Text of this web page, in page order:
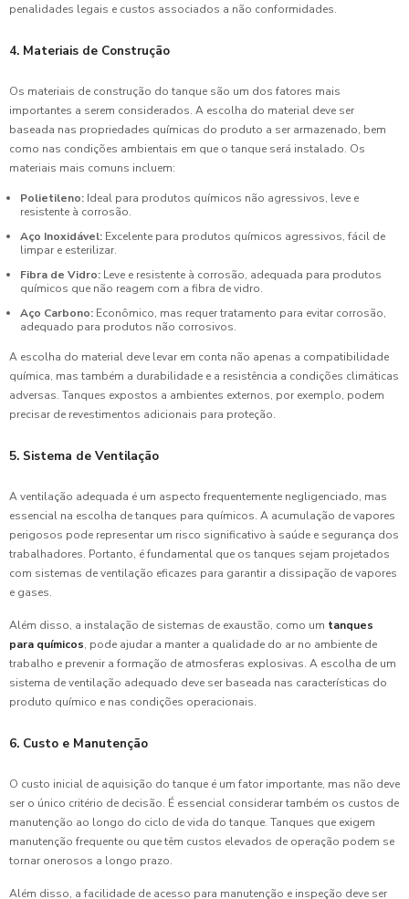
penalidades legais e custos associados a não conformidades.
4. Materiais de Construção
Os materiais de construção do tanque são um dos fatores mais
importantes a serem considerados. A escolha do material deve ser
baseada nas propriedades químicas do produto a ser armazenado, bem
como nas condições ambientais em que o tanque será instalado. Os
materiais mais comuns incluem:
Polietileno: Ideal para produtos químicos não agressivos, leve e
resistente à corrosão.
Aço Inoxidável: Excelente para produtos químicos agressivos, fácil de
limpar e esterilizar.
Fibra de Vidro: Leve e resistente à corrosão, adequada para produtos
químicos que não reagem com a fibra de vidro.
Aço Carbono: Econômico, mas requer tratamento para evitar corrosão,
adequado para produtos não corrosivos.
A escolha do material deve levar em conta não apenas a compatibilidade
química, mas também a durabilidade e a resistência a condições climáticas
adversas. Tanques expostos a ambientes externos, por exemplo, podem
precisar de revestimentos adicionais para proteção.
5. Sistema de Ventilação
A ventilação adequada é um aspecto frequentemente negligenciado, mas
essencial na escolha de tanques para químicos. A acumulação de vapores
perigosos pode representar um risco significativo à saúde e segurança dos
trabalhadores. Portanto, é fundamental que os tanques sejam projetados
com sistemas de ventilação eficazes para garantir a dissipação de vapores
e gases.
Além disso, a instalação de sistemas de exaustão, como um tanques
para químicos, pode ajudar a manter a qualidade do ar no ambiente de
trabalho e prevenir a formação de atmosferas explosivas. A escolha de um
sistema de ventilação adequado deve ser baseada nas características do
produto químico e nas condições operacionais.
6. Custo e Manutenção
O custo inicial de aquisição do tanque é um fator importante, mas não deve
ser o único critério de decisão. É essencial considerar também os custos de
manutenção ao longo do ciclo de vida do tanque. Tanques que exigem
manutenção frequente ou que têm custos elevados de operação podem se
tornar onerosos a longo prazo.
Além disso, a facilidade de acesso para manutenção e inspeção deve ser